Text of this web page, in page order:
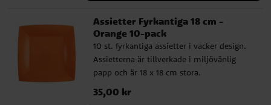
Assietter Fyrkantiga 18 cm -
Orange 10-pack
10 st. fyrkantiga assietter i vacker design.
Assietterna är tillverkade i miljövänlig
papp och är 18 x 18 cm stora.
Pris:35,00 kr
35,00 kr